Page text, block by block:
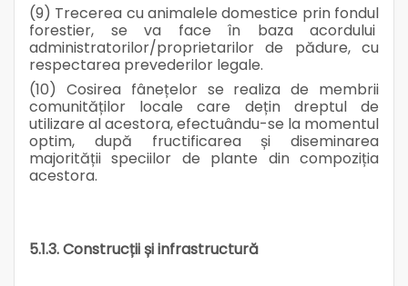
(9) Trecerea cu animalele domestice prin fondul
forestier, se va face în baza acordului
administratorilor/proprietarilor de pădure, cu
respectarea prevederilor legale.
(10) Cosirea fânețelor se realiza de membrii
comunităților locale care dețin dreptul de
utilizare al acestora, efectuându-se la momentul
optim, după fructificarea și diseminarea
majorității speciilor de plante din compoziția
acestora.
5.1.3. Construcții și infrastructură